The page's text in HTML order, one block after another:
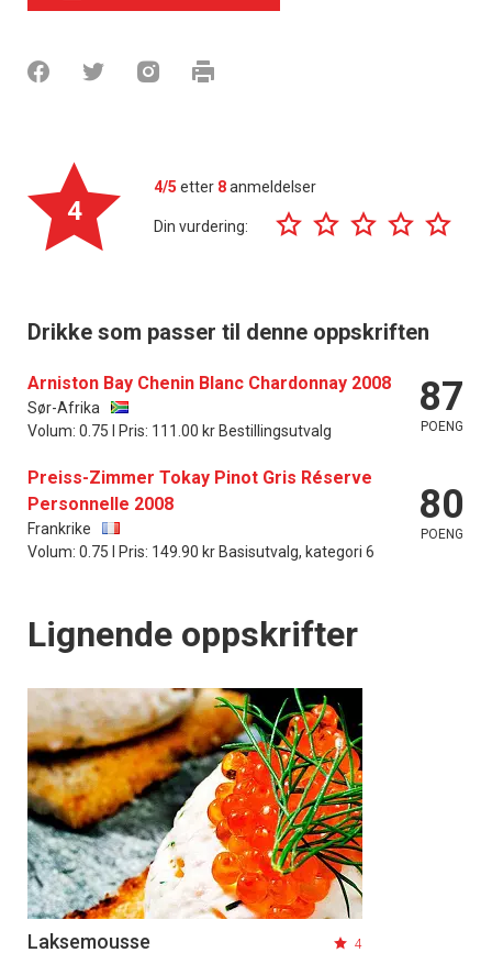
4
4/5 etter 8anmeldelser
Din vurdering:
Drikke som passer til denne oppskriften
Arniston Bay Chenin Blanc Chardonnay 2008
Sør-Afrika
Volum: 0.75 l Pris: 111.00 kr Bestillingsutvalg
87
POENG
Preiss-Zimmer Tokay Pinot Gris Réserve
Personnelle 2008
Frankrike
Volum: 0.75 l Pris: 149.90 kr Basisutvalg, kategori 6
80
POENG
Lignende oppskrifter
Laksemousse 4